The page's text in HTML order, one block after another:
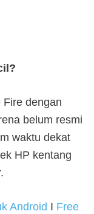
dengan
belum resmi
waktu dekat
HP kentang
Android I Free